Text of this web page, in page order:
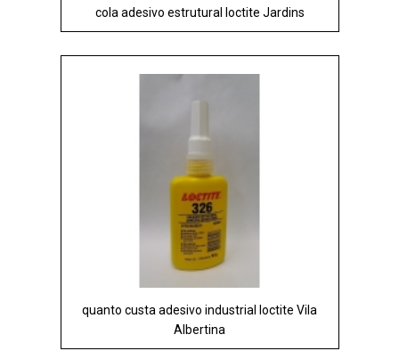
cola adesivo estrutural loctite Jardins
quanto custa adesivo industrial loctite Vila
Albertina